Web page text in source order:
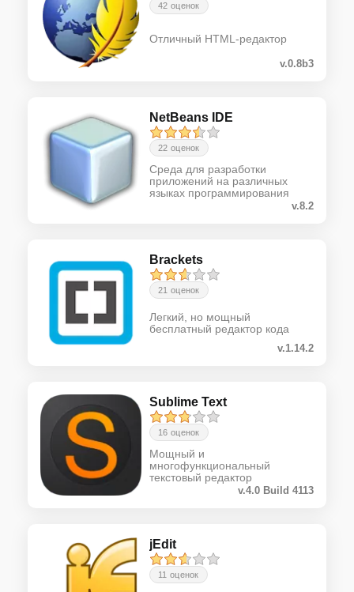
42 оценок
Отличный HTML-редактор
v.0.8b3
NetBeans IDE
22 оценок
Среда для разработки
приложений на различных
языках программирования
v.8.2
Brackets
21 оценок
Легкий, но мощный
бесплатный редактор кода
v.1.14.2
Sublime Text
16 оценок
Мощный и
многофункциональный
текстовый редактор
v.4.0 Build 4113
jEdit
11 оценок